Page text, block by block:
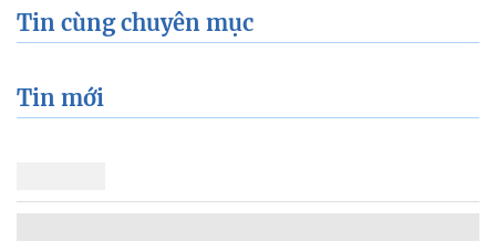
Tin cùng chuyên mục
Tin mới